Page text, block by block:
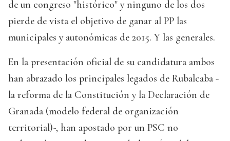
de un congreso "histórico" y ninguno de los dos
pierde de vista el objetivo de ganar al PP las
municipales y autonómicas de 2015. Y las generales.
En la presentación oficial de su candidatura ambos
han abrazado los principales legados de Rubalcaba -
la reforma de la Constitución y la Declaración de
Granada (modelo federal de organización
territorial)-, han apostado por un PSC no